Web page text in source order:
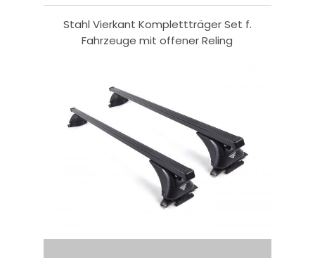
Stahl Vierkant Komplettträger Set f.
Fahrzeuge mit offener Reling